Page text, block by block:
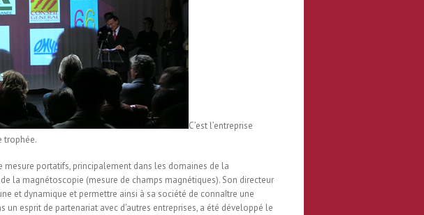
C’est l’entreprise
trophée.
portatifs, principalement dans les domaines de la
la magnétoscopie (mesure de champs magnétiques). Son directeur
et dynamique et permettre ainsi à sa société de connaître une
un esprit de partenariat avec d’autres entreprises, a été développé le